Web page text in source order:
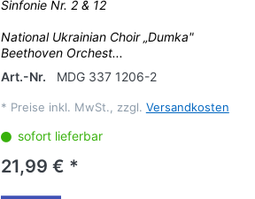
Sinfonie Nr. 2 & 12
National Ukrainian Choir „Dumka"
Beethoven Orchest...
Art.-Nr.
MDG 337 1206-2
* Preise inkl. MwSt., zzgl. Versandkosten
sofort lieferbar
21,99 € *